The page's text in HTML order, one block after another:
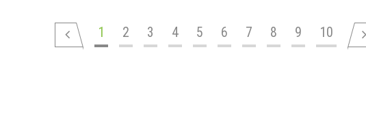
1 2 3 4 5 6 7 8 9 10